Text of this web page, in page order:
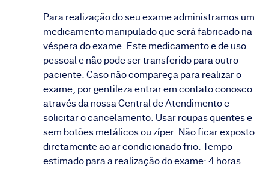
Para realização do seu exame administramos um
medicamento manipulado que será fabricado na
véspera do exame. Este medicamento e de uso
pessoal e não pode ser transferido para outro
paciente. Caso não compareça para realizar o
exame, por gentileza entrar em contato conosco
através da nossa Central de Atendimento e
solicitar o cancelamento. Usar roupas quentes e
sem botões metálicos ou zíper. Não ficar exposto
diretamente ao ar condicionado frio. Tempo
estimado para a realização do exame: 4 horas.